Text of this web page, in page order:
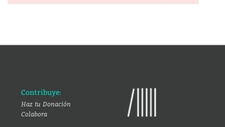
Contribuye:
Haz tu Donación
Colabora